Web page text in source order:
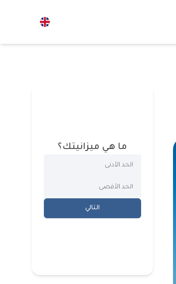
ما هي ميزانيتك؟
التالي